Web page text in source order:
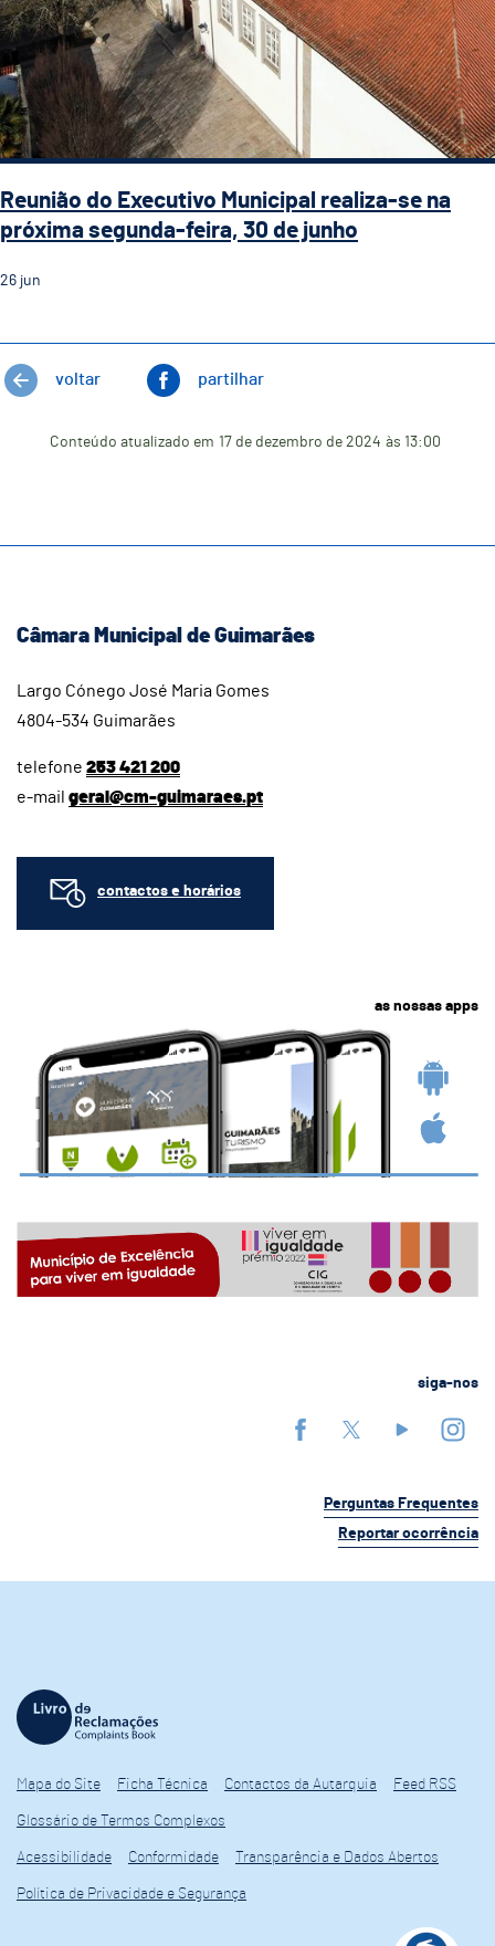
Reunião do Executivo Municipal realiza-se na
próxima segunda-feira, 30 de junho
26 jun
voltar partilhar
Conteúdo atualizado em 17 de dezembro de 2024 às 13:00
Câmara Municipal de Guimarães
Largo Cónego José Maria Gomes
4804-534 Guimarães
telefone 253 421 200
e-mail geral@cm-guimaraes.pt
contactos e horários
as nossas apps
siga-nos
Perguntas Frequentes
Reportar ocorrência
Mapa do Site Ficha Técnica Contactos da Autarquia Feed RSS
Glossário de Termos Complexos
Acessibilidade Conformidade Transparência e Dados Abertos
Política de Privacidade e Segurança